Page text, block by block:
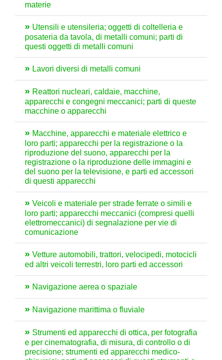
materie
Utensili e utensileria; oggetti di coltelleria e
posateria da tavola, di metalli comuni; parti di
questi oggetti di metalli comuni
Lavori diversi di metalli comuni
Reattori nucleari, caldaie, macchine,
apparecchi e congegni meccanici; parti di queste
macchine o apparecchi
Macchine, apparecchi e materiale elettrico e
loro parti; apparecchi per la registrazione o la
riproduzione del suono, apparecchi per la
registrazione o la riproduzione delle immagini e
del suono per la televisione, e parti ed accessori
di questi apparecchi
Veicoli e materiale per strade ferrate o simili e
loro parti; apparecchi meccanici (compresi quelli
elettromeccanici) di segnalazione per vie di
comunicazione
Vetture automobili, trattori, velocipedi, motocicli
ed altri veicoli terrestri, loro parti ed accessori
Navigazione aerea o spaziale
Navigazione marittima o fluviale
Strumenti ed apparecchi di ottica, per fotografia
e per cinematografia, di misura, di controllo o di
precisione; strumenti ed apparecchi medico-